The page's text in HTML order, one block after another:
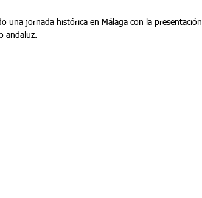
una jornada histórica en Málaga con la presentación
andaluz.